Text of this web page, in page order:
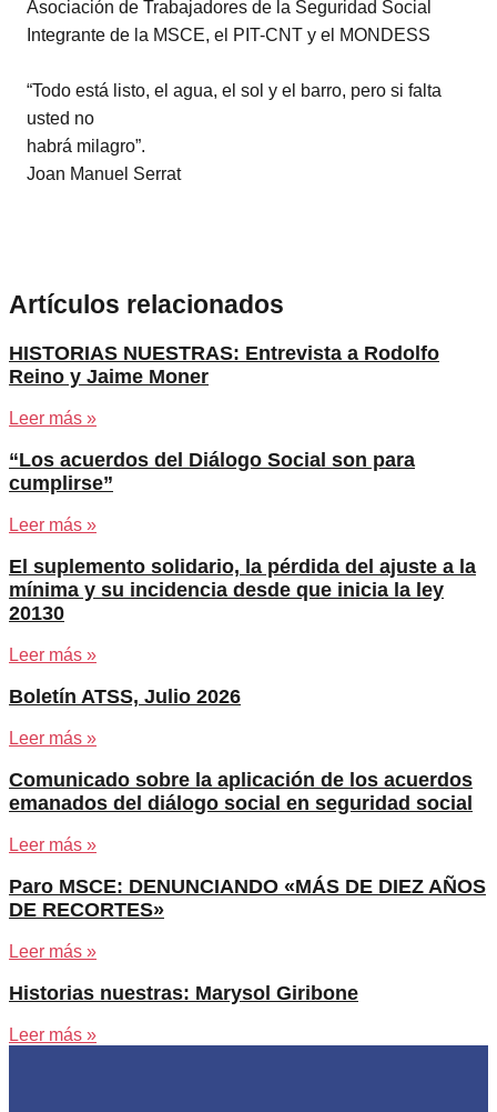
Asociación de Trabajadores de la Seguridad Social
Integrante de la MSCE, el PIT-CNT y el MONDESS
“Todo está listo, el agua, el sol y el barro, pero si falta
usted no
habrá milagro”.
Joan Manuel Serrat
Artículos relacionados
HISTORIAS NUESTRAS: Entrevista a Rodolfo
Reino y Jaime Moner
Leer más »
“Los acuerdos del Diálogo Social son para
cumplirse”
Leer más »
El suplemento solidario, la pérdida del ajuste a la
mínima y su incidencia desde que inicia la ley
20130
Leer más »
Boletín ATSS, Julio 2026
Leer más »
Comunicado sobre la aplicación de los acuerdos
emanados del diálogo social en seguridad social
Leer más »
Paro MSCE: DENUNCIANDO «MÁS DE DIEZ AÑOS
DE RECORTES»
Leer más »
Historias nuestras: Marysol Giribone
Leer más »